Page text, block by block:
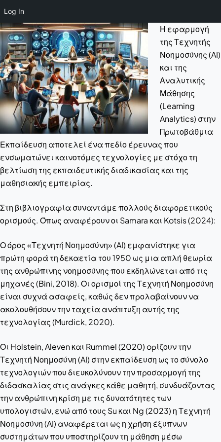
Log In
Η εφαρμογή
της Τεχνητής
Νοημοσύνης (AI)
και της
Αναλυτικής
Μάθησης
(Learning
Analytics) στην
Πρωτοβάθμια
Εκπαίδευση αποτελεί ένα πεδίο έρευνας που
ενσωματώνει καινοτόμες τεχνολογίες με στόχο τη
βελτίωση της εκπαιδευτικής διαδικασίας και της
μαθησιακής εμπειρίας.
Στη βιβλιογραφία συναντάμε πολλούς διαφορετικούς
ορισμούς. Όπως αναφέρουν οι Samara και Kotsis (2024):
Ο όρος «Τεχνητή Νοημοσύνη» (AI) εμφανίστηκε για
πρώτη φορά τη δεκαετία του 1950 ως μια απλή θεωρία
της ανθρώπινης νοημοσύνης που εκδηλώνεται από τις
μηχανές (Bini, 2018). Οι ορισμοί της Τεχνητή Νοημοσύνη
είναι συχνά ασαφείς, καθώς δεν προλαβαίνουν να
ακολουθήσουν την ταχεία ανάπτυξη αυτής της
τεχνολογίας (Murdick, 2020).
Οι Holstein, Aleven και Rummel (2020) oρίζουν την
Τεχνητή Νοημοσύνη (AI) στην εκπαίδευση ως το σύνολο
τεχνολογιών που διευκολύνουν την προσαρμογή της
διδασκαλίας στις ανάγκες κάθε μαθητή, συνδυάζοντας
την ανθρώπινη κρίση με τις δυνατότητες των
υπολογιστών, ενώ από τους Su και Ng (2023) η Τεχνητή
Νοημοσύνη (AI) αναφέρεται ως η χρήση έξυπνων
συστημάτων που υποστηρίζουν τη μάθηση μέσω